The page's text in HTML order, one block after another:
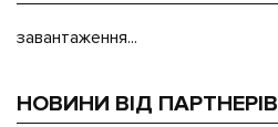
завантаження...
НОВИНИ ВІД ПАРТНЕРІВ